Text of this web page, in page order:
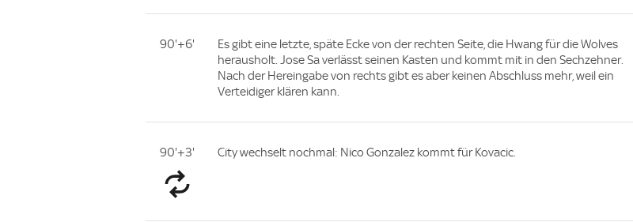
90'+6'
Es gibt eine letzte, späte Ecke von der rechten Seite, die Hwang für die Wolves
herausholt. Jose Sa verlässt seinen Kasten und kommt mit in den Sechzehner.
Nach der Hereingabe von rechts gibt es aber keinen Abschluss mehr, weil ein
Verteidiger klären kann.
90'+3' City wechselt nochmal: Nico Gonzalez kommt für Kovacic.